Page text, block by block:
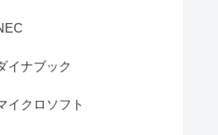
イナブック
イクロソフト